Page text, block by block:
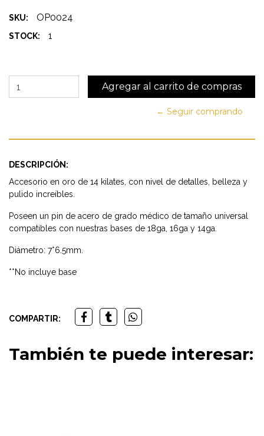
SKU: OP0024
STOCK: 1
← Seguir comprando
DESCRIPCIÓN:
Accesorio en oro de 14 kilates, con nivel de detalles, belleza y
pulido increíbles.
Poseen un pin de acero de grado médico de tamaño universal
compatibles con nuestras bases de 18ga, 16ga y 14ga.
Diámetro: 7*6.5mm.
**No incluye base
COMPARTIR:
También te puede interesar: